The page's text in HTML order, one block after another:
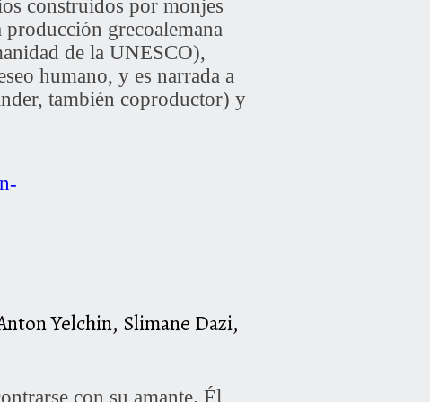
construidos por monjes
grecoalemana
de la UNESCO),
humano, y es narrada a
también coproductor) y
Yelchin, Slimane Dazi,
con su amante. Él